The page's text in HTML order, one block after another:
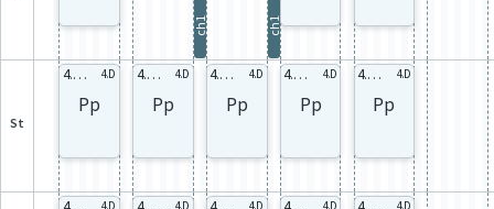
ch1 ch1
st
4.D celá 4.D
Pp
4.D celá 4.D
Pp
4.D celá 4.D
Pp
4.D celá 4.D
Pp
4.D celá 4.D
Pp